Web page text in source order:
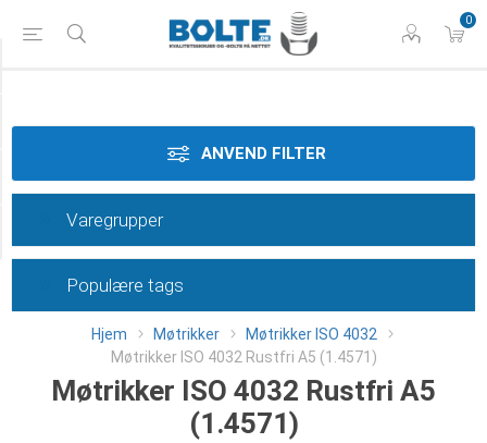
0
Hjem Møtrikker
Møtrikker ISO 4032
Møtrikker ISO 4032 Rustfri A5 (1.4571)
Møtrikker ISO 4032 Rustfri A5
(1.4571)
ANVEND FILTER
Category
Varegrupper
Populære tags